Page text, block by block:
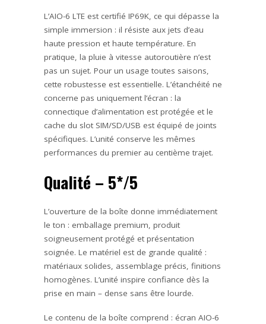
L’AIO-6 LTE est certifié IP69K, ce qui dépasse la
simple immersion : il résiste aux jets d’eau
haute pression et haute température. En
pratique, la pluie à vitesse autoroutière n’est
pas un sujet. Pour un usage toutes saisons,
cette robustesse est essentielle. L’étanchéité ne
concerne pas uniquement l’écran : la
connectique d’alimentation est protégée et le
cache du slot SIM/SD/USB est équipé de joints
spécifiques. L’unité conserve les mêmes
performances du premier au centième trajet.
Qualité – 5*/5
L’ouverture de la boîte donne immédiatement
le ton : emballage premium, produit
soigneusement protégé et présentation
soignée. Le matériel est de grande qualité :
matériaux solides, assemblage précis, finitions
homogènes. L’unité inspire confiance dès la
prise en main – dense sans être lourde.
Le contenu de la boîte comprend : écran AIO-6